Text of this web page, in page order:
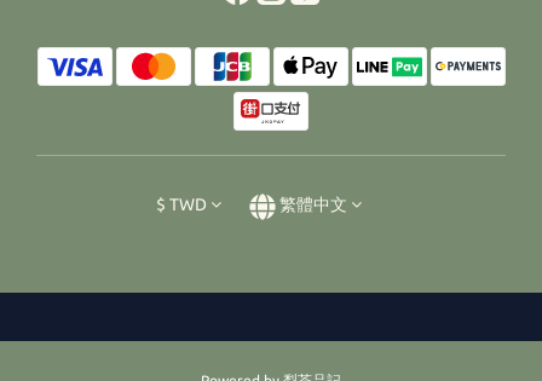
$ TWD 繁體中文